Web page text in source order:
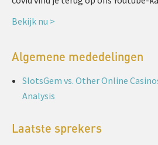
Bekijk nu >
Algemene mededelingen
SlotsGem vs. Other Online
Analysis
Laatste sprekers